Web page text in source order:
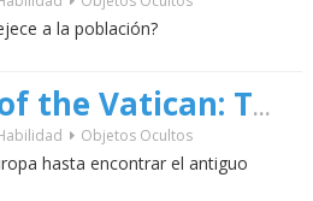
a la población?
Secrets of the Vatican: The Holy Lance
Objetos Ocultos
hasta encontrar el antiguo